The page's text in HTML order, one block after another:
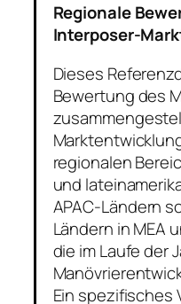
Regionale
Interposer-
Dieses
Bewertung des
regionalen
und
APAC-Ländern
Ländern in MEA
die im Laufe der
Ein spezifisches